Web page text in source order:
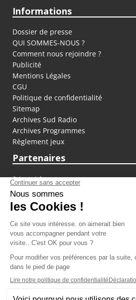
Informations
Dossier de presse
QUI SOMMES-NOUS ?
Comment nous rejoindre ?
Publicité
Mentions Légales
CGU
Politique de confidentialité
Sitemap
Archives Sud Radio
Archives Programmes
Règlement jeux
Partenaires
fiducial.fr
lyoncapitale.fr
olympique-et-lyonnais.com
L'application Iphone /
Téléchargez
Les cookies
Gestion des cookies